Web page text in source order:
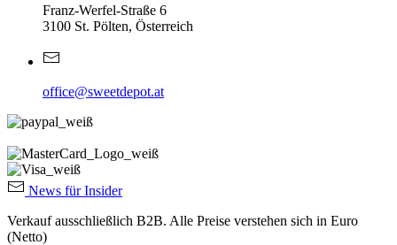
Franz-Werfel-Straße 6
3100 St. Pölten, Österreich
office@sweetdepot.at
News für Insider
Verkauf ausschließlich B2B. Alle Preise verstehen sich in Euro
(Netto)